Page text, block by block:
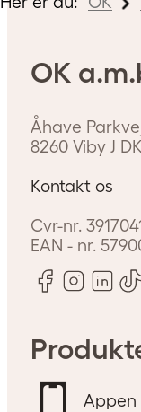
OK
Åhave Parkvej
8260 Viby J DK
Kontakt os
Cvr-nr.
EAN - nr.
Appen